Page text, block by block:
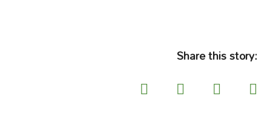
Share this story: